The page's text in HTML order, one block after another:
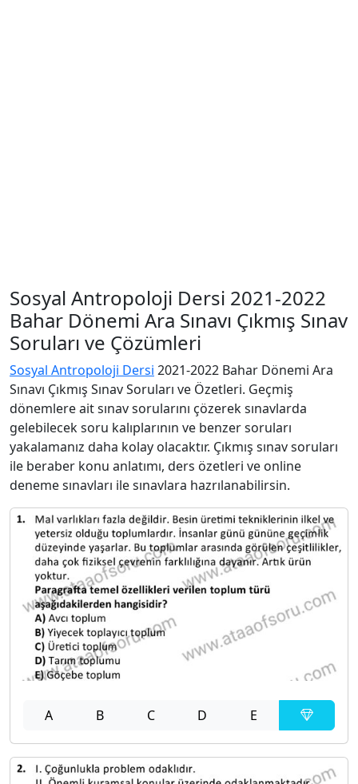
Sosyal Antropoloji Dersi 2021-2022
Bahar Dönemi Ara Sınavı Çıkmış Sınav
Soruları ve Çözümleri
Sosyal Antropoloji Dersi 2021-2022 Bahar Dönemi Ara
Sınavı Çıkmış Sınav Soruları ve Özetleri. Geçmiş
dönemlere ait sınav sorularını çözerek sınavlarda
gelebilecek soru kalıplarının ve benzer soruları
yakalamanız daha kolay olacaktır. Çıkmış sınav soruları
ile beraber konu anlatımı, ders özetleri ve online
deneme sınavları ile sınavlara hazrılanabilirsin.
A B C D E